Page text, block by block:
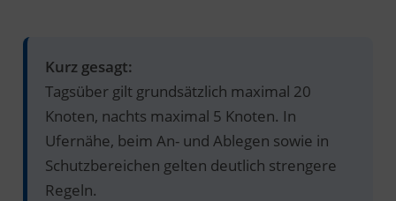
Kurz gesagt:
Tagsüber gilt grundsätzlich maximal 20
Knoten, nachts maximal 5 Knoten. In
Ufernähe, beim An- und Ablegen sowie in
Schutzbereichen gelten deutlich strengere
Regeln.